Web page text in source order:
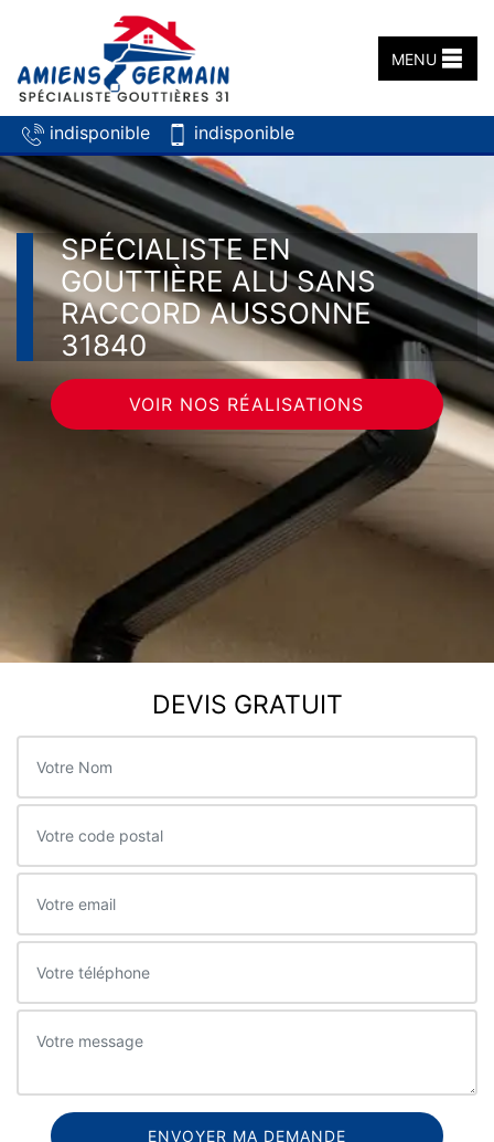
indisponible indisponible
MENU
SPÉCIALISTE EN
GOUTTIÈRE ALU SANS
RACCORD AUSSONNE
31840
VOIR NOS RÉALISATIONS
DEVIS GRATUIT